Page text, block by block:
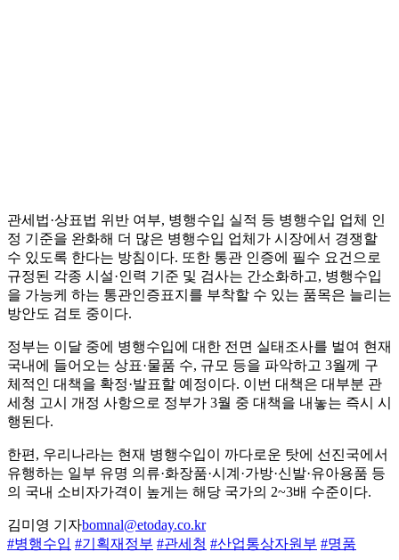
관세법·상표법 위반 여부, 병행수입 실적 등 병행수입 업체 인
정 기준을 완화해 더 많은 병행수입 업체가 시장에서 경쟁할
수 있도록 한다는 방침이다. 또한 통관 인증에 필수 요건으로
규정된 각종 시설·인력 기준 및 검사는 간소화하고, 병행수입
을 가능케 하는 통관인증표지를 부착할 수 있는 품목은 늘리는
방안도 검토 중이다.
정부는 이달 중에 병행수입에 대한 전면 실태조사를 벌여 현재
국내에 들어오는 상표·물품 수, 규모 등을 파악하고 3월께 구
체적인 대책을 확정·발표할 예정이다. 이번 대책은 대부분 관
세청 고시 개정 사항으로 정부가 3월 중 대책을 내놓는 즉시 시
행된다.
한편, 우리나라는 현재 병행수입이 까다로운 탓에 선진국에서
유행하는 일부 유명 의류·화장품·시계·가방·신발·유아용품 등
의 국내 소비자가격이 높게는 해당 국가의 2~3배 수준이다.
김미영 기자bomnal@etoday.co.kr
#병행수입 #기획재정부 #관세청 #산업통상자원부 #명품